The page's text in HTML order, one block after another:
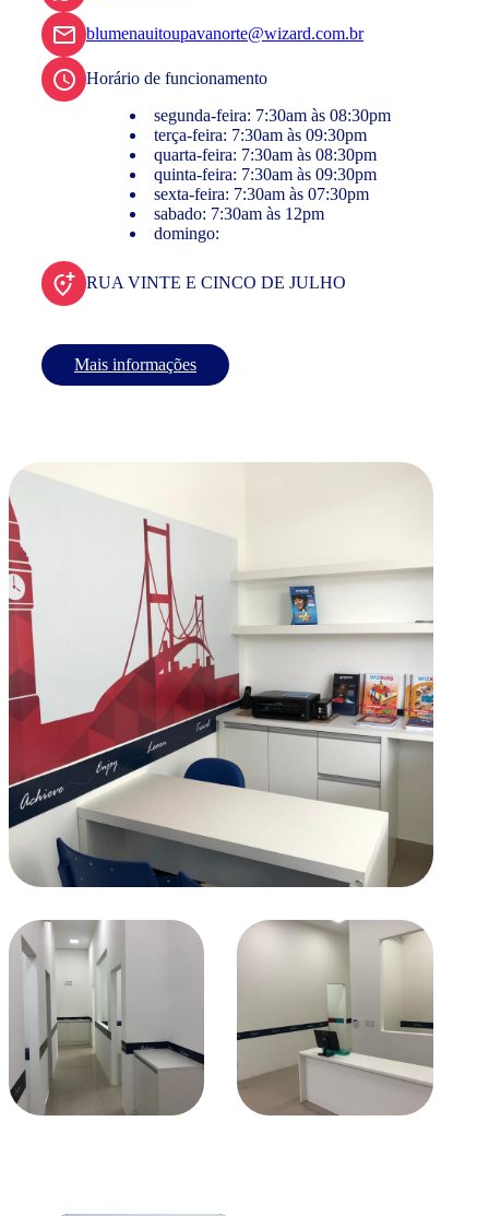
blumenauitoupavanorte@wizard.com.br
Horário de funcionamento
segunda-feira: 7:30am às 08:30pm
terça-feira: 7:30am às 09:30pm
quarta-feira: 7:30am às 08:30pm
quinta-feira: 7:30am às 09:30pm
sexta-feira: 7:30am às 07:30pm
sabado: 7:30am às 12pm
domingo:
RUA VINTE E CINCO DE JULHO
Mais informações